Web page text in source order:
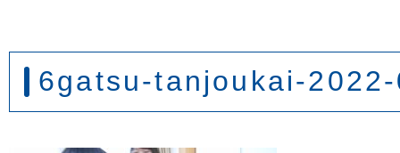
6gatsu-tanjoukai-